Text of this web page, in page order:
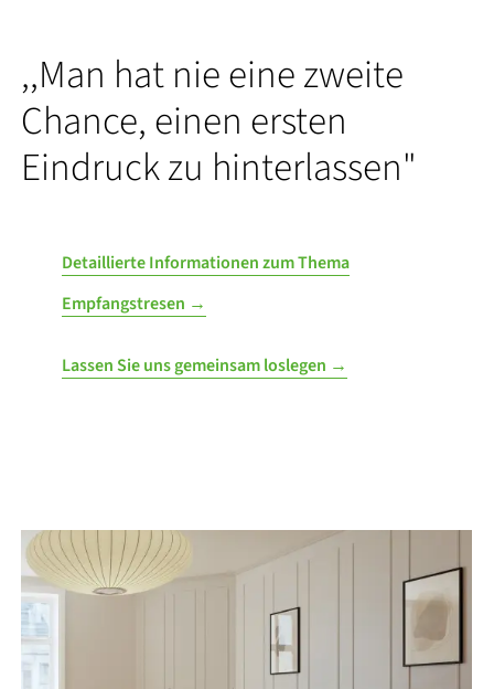
,,Man hat nie eine zweite
Chance, einen ersten
Eindruck zu hinterlassen"
Detaillierte Informationen zum Thema
Empfangstresen →
Lassen Sie uns gemeinsam loslegen →